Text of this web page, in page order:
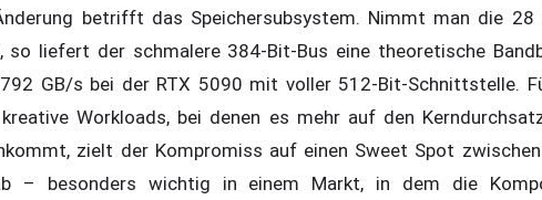
betrifft das Speichersubsystem. Nimmt man die 28
so liefert der schmalere 384-Bit-Bus eine theoretische
GB/s bei der RTX 5090 mit voller 512-Bit-Schnittstelle.
Workloads, bei denen es mehr auf den
zielt der Kompromiss auf einen Sweet Spot
– besonders wichtig in einem Markt, in dem die